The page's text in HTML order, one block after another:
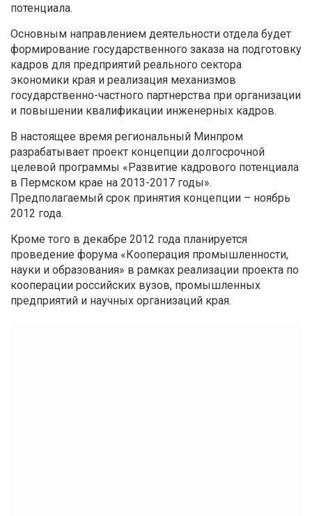
потенциала.
Основным направлением деятельности отдела будет
формирование государственного заказа на подготовку
кадров для предприятий реального сектора
экономики края и реализация механизмов
государственно-частного партнерства при организации
и повышении квалификации инженерных кадров.
В настоящее время региональный Минпром
разрабатывает проект концепции долгосрочной
целевой программы «Развитие кадрового потенциала
в Пермском крае на 2013-2017 годы».
Предполагаемый срок принятия концепции – ноябрь
2012 года.
Кроме того в декабре 2012 года планируется
проведение форума «Кооперация промышленности,
науки и образования» в рамках реализации проекта по
кооперации российских вузов, промышленных
предприятий и научных организаций края.